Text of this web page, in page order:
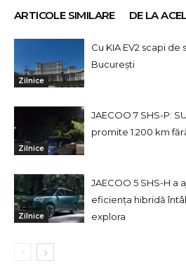
ARTICOLE SIMILARE DE LA
Zilnice
Cu KIA EV2 scapi
București
Zilnice
JAECOO 7 SHS-P:
promite 1.200 km
Zilnice
JAECOO 5 SHS-H a
eficiența hibridă
explora